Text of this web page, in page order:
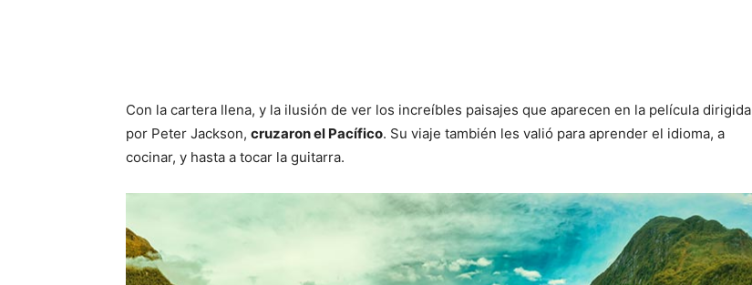
Con la cartera llena, y la ilusión de ver los increíbles paisajes que aparecen en la película dirigida
por Peter Jackson, cruzaron el Pacífico. Su viaje también les valió para aprender el idioma, a
cocinar, y hasta a tocar la guitarra.